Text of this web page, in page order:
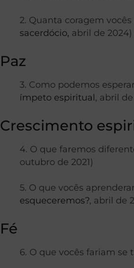
2. Quanta coragem
sacerdócio, abril de 2024)
Paz
3. Como podemos
ímpeto espiritual, abril de
Crescimento
4. O que faremos
outubro de 2021)
5. O que vocês
esqueceremos?, abril de
Fé
6. O que vocês fariam se